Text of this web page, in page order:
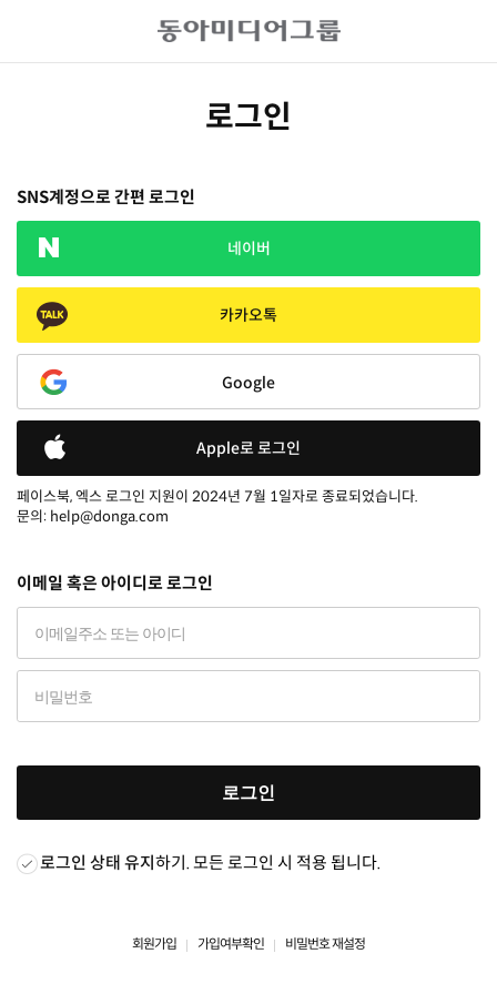
로그인
SNS계정으로 간편 로그인
네이버
카카오톡
Google
Apple로 로그인
페이스북, 엑스 로그인 지원이 2024년 7월 1일자로 종료되었습니다.
문의: help@donga.com
이메일 혹은 아이디로 로그인
로그인
로그인 상태 유지하기. 모든 로그인 시 적용 됩니다.
회원가입 가입여부확인 비밀번호 재설정